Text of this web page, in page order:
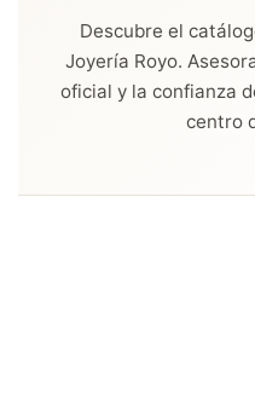
Descubre el
Joyería Royo.
oficial y la confianza
centro